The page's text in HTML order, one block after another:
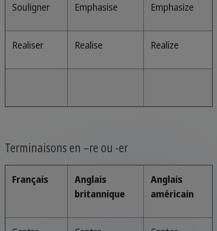
Souligner Emphasise Emphasize
Realiser Realise Realize
Terminaisons en –re ou -er
Français
Anglais
britannique
Anglais
américain